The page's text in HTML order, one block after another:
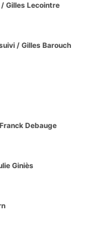
/ Gilles Lecointre
/ Gilles Barouch
Debauge
Giniès